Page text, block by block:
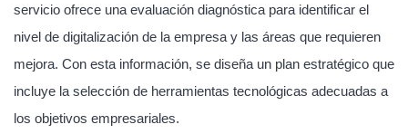
servicio ofrece una evaluación diagnóstica para identificar el
nivel de digitalización de la empresa y las áreas que requieren
mejora. Con esta información, se diseña un plan estratégico que
incluye la selección de herramientas tecnológicas adecuadas a
los objetivos empresariales.